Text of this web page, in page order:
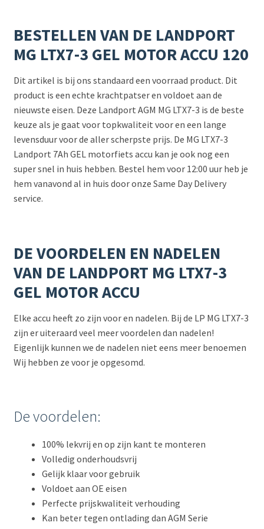
BESTELLEN VAN DE LANDPORT
MG LTX7-3 GEL MOTOR ACCU 120
Dit artikel is bij ons standaard een voorraad product. Dit
product is een echte krachtpatser en voldoet aan de
nieuwste eisen. Deze Landport AGM MG LTX7-3 is de beste
keuze als je gaat voor topkwaliteit voor en een lange
levensduur voor de aller scherpste prijs. De MG LTX7-3
Landport 7Ah GEL motorfiets accu kan je ook nog een
super snel in huis hebben. Bestel hem voor 12:00 uur heb je
hem vanavond al in huis door onze Same Day Delivery
service.
DE VOORDELEN EN NADELEN
VAN DE LANDPORT MG LTX7-3
GEL MOTOR ACCU
Elke accu heeft zo zijn voor en nadelen. Bij de LP MG LTX7-3
zijn er uiteraard veel meer voordelen dan nadelen!
Eigenlijk kunnen we de nadelen niet eens meer benoemen
Wij hebben ze voor je opgesomd.
De voordelen:
100% lekvrij en op zijn kant te monteren
Volledig onderhoudsvrij
Gelijk klaar voor gebruik
Voldoet aan OE eisen
Perfecte prijskwaliteit verhouding
Kan beter tegen ontlading dan AGM Serie